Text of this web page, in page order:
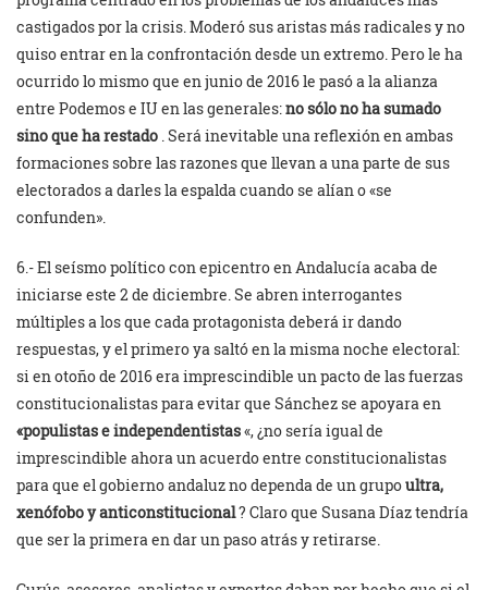
castigados por la crisis. Moderó sus aristas más radicales y no
quiso entrar en la confrontación desde un extremo. Pero le ha
ocurrido lo mismo que en junio de 2016 le pasó a la alianza
entre Podemos e IU en las generales:no sólo no ha sumado
sino que ha restado . Será inevitable una reflexión en ambas
formaciones sobre las razones que llevan a una parte de sus
electorados a darles la espalda cuando se alían o «se
confunden».
6.- El seísmo político con epicentro en Andalucía acaba de
iniciarse este 2 de diciembre. Se abren interrogantes
múltiples a los que cada protagonista deberá ir dando
respuestas, y el primero ya saltó en la misma noche electoral:
si en otoño de 2016 era imprescindible un pacto de las fuerzas
constitucionalistas para evitar que Sánchez se apoyara en
«populistas e independentistas«, ¿no sería igual de
imprescindible ahora un acuerdo entre constitucionalistas
para que el gobierno andaluz no dependa de un grupoultra,
xenófobo y anticonstitucional? Claro que Susana Díaz tendría
que ser la primera en dar un paso atrás y retirarse.